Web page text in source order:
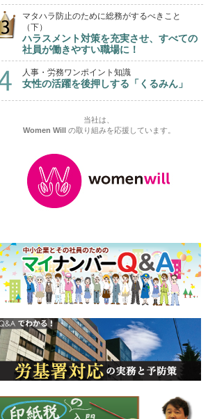
マタハラ防止のために総務がするべきこと
（下）
ハラスメント対策を充実させ、すべての
社員が働きやすい職場に！
人事・労務ワンポイント知識
女性の活躍を後押しする「くるみん」
当社は、
Women Willの取り組みを応援しています。